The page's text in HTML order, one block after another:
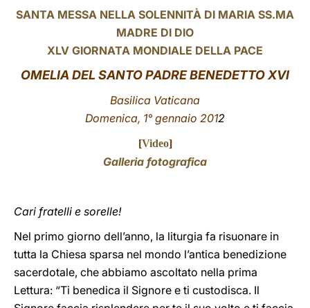
SANTA MESSA NELLA SOLENNITÀ DI MARIA SS.MA
MADRE DI DIO
XLV GIORNATA MONDIALE DELLA PACE
OMELIA DEL SANTO PADRE BENEDETTO XVI
Basilica Vaticana
Domenica, 1° gennaio 2012
[Video]
Galleria fotografica
Cari fratelli e sorelle!
Nel primo giorno dell’anno, la liturgia fa risuonare in
tutta la Chiesa sparsa nel mondo l’antica benedizione
sacerdotale, che abbiamo ascoltato nella prima
Lettura: “Ti benedica il Signore e ti custodisca. Il